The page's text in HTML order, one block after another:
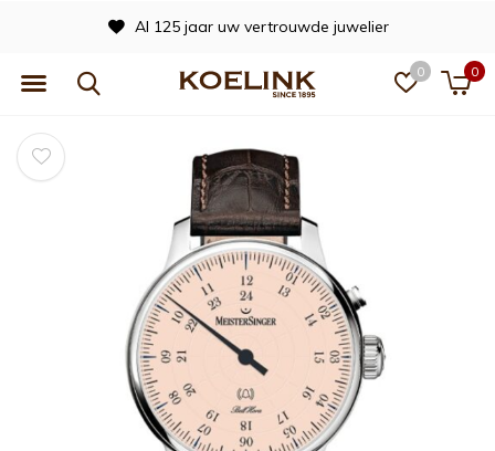
0 0
Al 125 jaar uw vertrouwde juwelier